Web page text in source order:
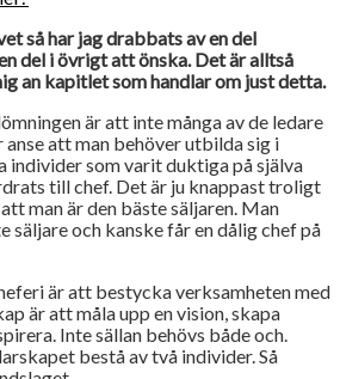
så har jag drabbats av en del
del i övrigt att önska. Det är alltså
an kapitlet som handlar om just detta.
är att inte många av de ledare
att man behöver utbilda sig i
individer som varit duktiga på själva
till chef. Det är ju knappast troligt
man är den bäste säljaren. Man
säljare och kanske får en dålig chef på
är att bestycka verksamheten med
är att måla upp en vision, skapa
Inte sällan behövs både och.
bestå av två individer. Så